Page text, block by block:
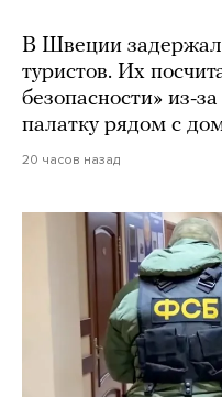
В Швеции
туристов. Их
безопасности» из-
палатку рядом с
20 часов назад